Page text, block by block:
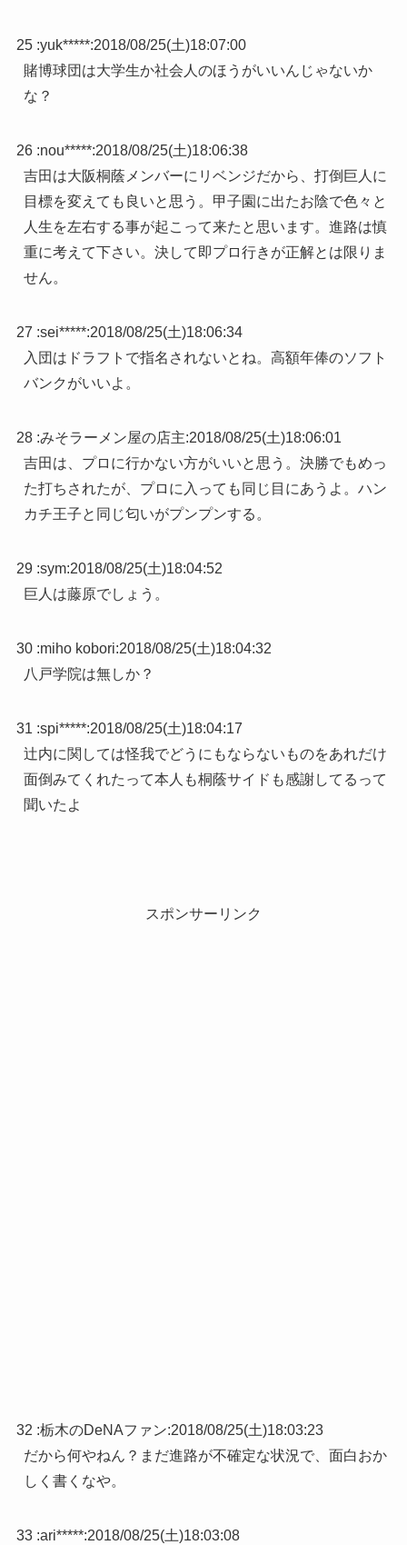
25 :yuk*****:2018/08/25(土)18:07:00
賭博球団は大学生か社会人のほうがいいんじゃないか
な？
26 :nou*****:2018/08/25(土)18:06:38
吉田は大阪桐蔭メンバーにリベンジだから、打倒巨人に
目標を変えても良いと思う。甲子園に出たお陰で色々と
人生を左右する事が起こって来たと思います。進路は慎
重に考えて下さい。決して即プロ行きが正解とは限りま
せん。
27 :sei*****:2018/08/25(土)18:06:34
入団はドラフトで指名されないとね。高額年俸のソフト
バンクがいいよ。
28 :みそラーメン屋の店主:2018/08/25(土)18:06:01
吉田は、プロに行かない方がいいと思う。決勝でもめっ
た打ちされたが、プロに入っても同じ目にあうよ。ハン
カチ王子と同じ匂いがプンプンする。
29 :sym:2018/08/25(土)18:04:52
巨人は藤原でしょう。
30 :miho kobori:2018/08/25(土)18:04:32
八戸学院は無しか？
31 :spi*****:2018/08/25(土)18:04:17
辻内に関しては怪我でどうにもならないものをあれだけ
面倒みてくれたって本人も桐蔭サイドも感謝してるって
聞いたよ
スポンサーリンク
32 :栃木のDeNAファン:2018/08/25(土)18:03:23
だから何やねん？まだ進路が不確定な状況で、面白おか
しく書くなや。
33 :ari*****:2018/08/25(土)18:03:08